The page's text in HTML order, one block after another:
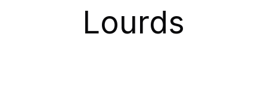
Lourds